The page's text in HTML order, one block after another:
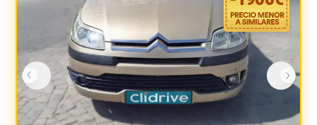
Financiación
Clidrive